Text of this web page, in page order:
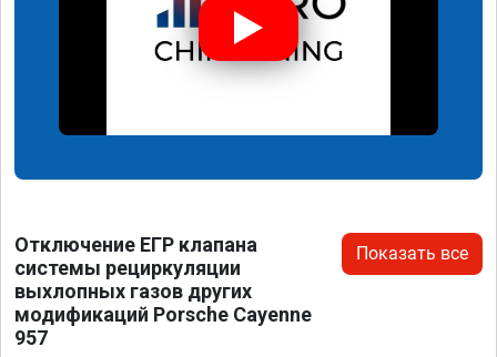
Отключение ЕГР клапана
системы рециркуляции
выхлопных газов других
модификаций Porsche Cayenne
957
Показать все